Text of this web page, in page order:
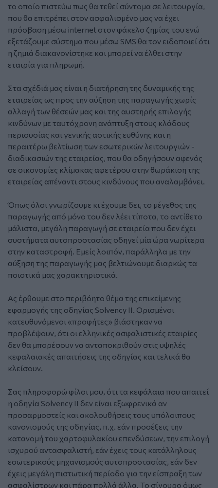
το οποίο πιστεύω πως θα τεθεί σύντομα σε λειτουργία,
που θα επιτρέπει στον ασφαλισμένο μας να έχει
πρόσβαση μέσω internet στον φάκελο ζημίας του ενώ
εξετάζουμε σύστημα που μέσω SMS θα τον ειδοποιεί ότι
η ζημιά διακανονίστηκε και μπορεί να έλθει στην
εταιρία για πληρωμή.
Στα σχέδιά μας είναι η διατήρηση της δυναμικής της
εταιρείας ως προς την αύξηση της παραγωγής χωρίς
αλλαγή των θέσεών μας και της αυστηρής επιλογής
κινδύνων με ταυτόχρονη ανάπτυξη στους κλάδους
περιουσίας και γενικής αστικής ευθύνης και η
περαιτέρω βελτίωση των εσωτερικών λειτουργιών -
διαδικασιών της εταιρείας, που θα οδηγήσουν αφενός
σε οικονομίες κλίμακας αφετέρου στην θωράκιση της
εταιρείας απέναντι στους κινδύνους που αναλαμβάνει.
Όπως όλοι γνωρίζουμε κι έχουμε δει, το μέγεθος της
παραγωγής από μόνο του δεν λέει τίποτα, το αντίθετο
μάλιστα, μεγάλη παραγωγή σε εταιρεία που δεν έχει
συστήματα αυτοπροστασίας οδηγεί μία ώρα νωρίτερα
στην καταστροφή. Εμείς λοιπόν, παράλληλα με την
αύξηση της παραγωγής μας βελτιώνουμε διαρκώς τα
ποιοτικά μας χαρακτηριστικά.
Ας έρθουμε στο περιβόητο θέμα της επικείμενης
εφαρμογής της οδηγίας Solvency II. Ορισμένοι
κατευθυνόμενοι «προφήτες» βιάστηκαν να
προβλέψουν, ότι οι ελληνικές ασφαλιστικές εταιρίες
δεν θα μπορέσουν να ανταποκριθούν στις υψηλές
κεφαλαιακές απαιτήσεις της οδηγίας και τελικά θα
κλείσουν.
Σας πληροφορώ φίλοι μου, ότι τα κεφάλαια που απαιτεί
η οδηγία Solvency II δεν είναι εξωφρενικά αν
προσαρμοστείς και ακολουθήσεις τους υπόλοιπους
κανονισμούς της οδηγίας, π.χ. εάν προσέξεις την
κατανομή του χαρτοφυλακίου επενδύσεων, την επιλογή
ισχυρού αντασφαλιστή, εάν έχεις τους κατάλληλους
εσωτερικούς μηχανισμούς αυτοπροστασίας, εάν δεν
έχεις μεγάλη πιστωτική περίοδο για την είσπραξη των
ασφαλίστρων και πάρα πολλά άλλα. Το σίγουρο όμως